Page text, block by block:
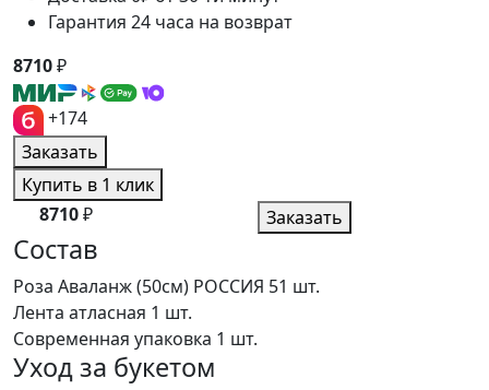
Гарантия 24 часа на возврат
8710₽
+174
Заказать
Купить в 1 клик
8710₽ Заказать
Состав
Роза Аваланж (50см) РОССИЯ 51 шт.
Лента атласная 1 шт.
Современная упаковка 1 шт.
Уход за букетом